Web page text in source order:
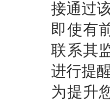
接通过
即使有
联系其
进行提
为提升